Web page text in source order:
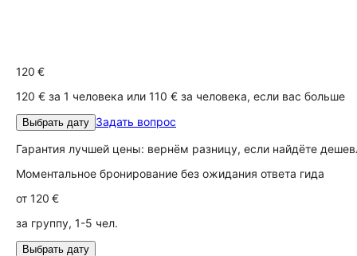
120 €
120 € за 1 человека или 110 € за человека, если вас больше
Выбрать дату Задать вопрос
Гарантия лучшей цены: вернём разницу, если найдёте
Моментальное бронирование без ожидания ответа гида
от 120 €
за группу, 1-5 чел.
Выбрать дату